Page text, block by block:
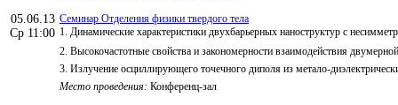
05.06.13
Ср 11:00
Семинар Отделения физики твердого тела
1. Динамические характеристики двухбарьерных наноструктур с
2. Высокочастотные свойства и закономерности взаимодействия
3. Излучение осциллирующего точечного диполя из метало-
Место проведения: Конференц-зал